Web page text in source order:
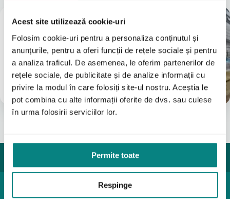
Acest site utilizează cookie-uri
Folosim cookie-uri pentru a personaliza conținutul și
anunțurile, pentru a oferi funcții de rețele sociale și pentru
a analiza traficul. De asemenea, le oferim partenerilor de
rețele sociale, de publicitate și de analize informații cu
privire la modul în care folosiți site-ul nostru. Aceștia le
pot combina cu alte informații oferite de dvs. sau culese
în urma folosirii serviciilor lor.
Permite toate
Respinge
Magazin
București
(Vezi Google reviews)
Bulevardul Iuliu Maniu 7-11
031 8288200
0755631235
info@adapt.ro